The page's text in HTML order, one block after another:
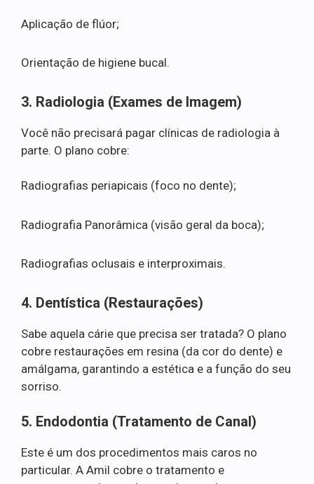
Aplicação de flúor;
Orientação de higiene bucal.
3. Radiologia (Exames de Imagem)
Você não precisará pagar clínicas de radiologia à
parte. O plano cobre:
Radiografias periapicais (foco no dente);
Radiografia Panorâmica (visão geral da boca);
Radiografias oclusais e interproximais.
4. Dentística (Restaurações)
Sabe aquela cárie que precisa ser tratada? O plano
cobre restaurações em resina (da cor do dente) e
amálgama, garantindo a estética e a função do seu
sorriso.
5. Endodontia (Tratamento de Canal)
Este é um dos procedimentos mais caros no
particular. A Amil cobre o tratamento e